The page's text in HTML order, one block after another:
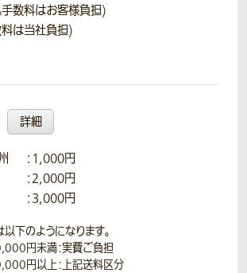
数料はお客様負担)
は当社負担)
詳細
：1,000円
：2,000円
：3,000円
下のようになります。
円未満：実費ご負担
円以上：上記送料区分